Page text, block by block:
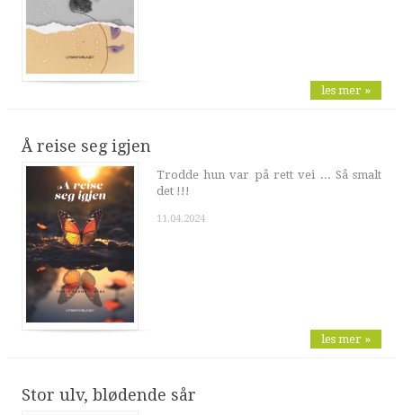
les mer »
Å reise seg igjen
Trodde hun var på rett vei ... Så smalt
det !!!
11.04.2024
les mer »
Stor ulv, blødende sår